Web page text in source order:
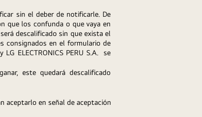
sin el deber de notificarle. De
que los confunda o que vaya en
descalificado sin que exista el
consignados en el formulario de
ELECTRONICS PERU S.A.  se
este quedará descalificado
aceptarlo en señal de aceptación